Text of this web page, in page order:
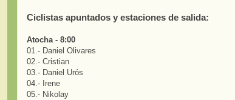
Ciclistas apuntados y estaciones de salida:
Atocha - 8:00
01.- Daniel Olivares
02.- Cristian
03.- Daniel Urós
04.- Irene
05.- Nikolay